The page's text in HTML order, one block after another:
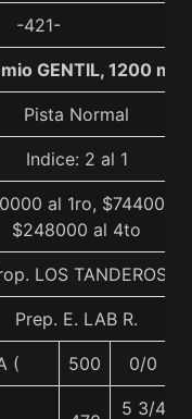
-421-
GENTIL, 1200
Pista Normal
Indice: 2 al 1
al 1ro, $744000
$248000 al 4to
LOS TANDEROS
Prep. E. LAB R.
( 500 0/0
5 3/4